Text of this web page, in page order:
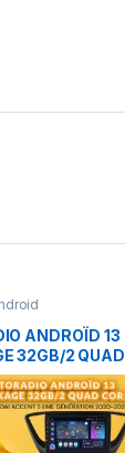
ANDROÏD 13
32GB/2 QUAD
HYUNDAI
2020-2023